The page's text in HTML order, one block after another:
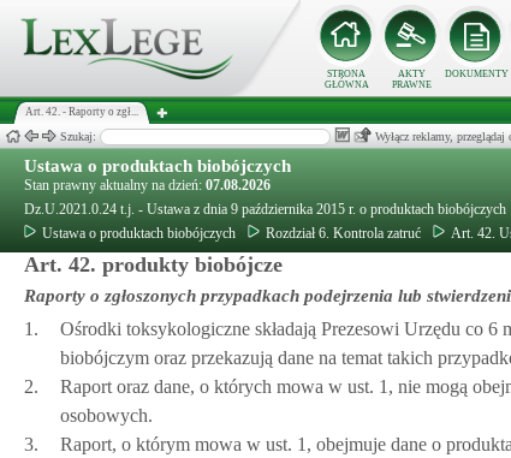
STRONA
GŁÓWNA
AKTY
PRAWNE
DOKUMENTY
Art. 42. - Raporty o zgł...
Szukaj: Wyłącz reklamy,
Ustawa o produktach biobójczych
Stan prawny aktualny na dzień: 07.08.2026
Dz.U.2021.0.24 t.j. - Ustawa z dnia 9 października 2015 r. o produktach biobójczych
Ustawa o produktach biobójczych
Rozdział 6. Kontrola zatruć Art. 42.
Art. 42. produkty biobójcze
Raporty o zgłoszonych przypadkach podejrzenia lub
1.
Ośrodki toksykologiczne składają Prezesowi Urzędu co 6
biobójczym oraz przekazują dane na temat takich
2.
Raport oraz dane, o których mowa w ust. 1, nie mogą
osobowych.
3.
Raport, o którym mowa w ust. 1, obejmuje dane o